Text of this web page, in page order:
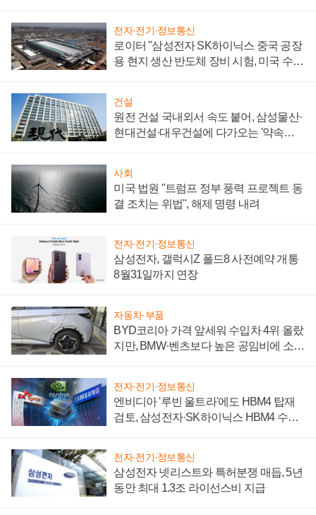
전자·전기·정보통신
로이터 "삼성전자 SK하이닉스 중국 공장
용 현지 생산 반도체 장비 시험, 미국 수출
건설
원전 건설 국내외서 속도 붙어, 삼성물산·
현대건설·대우건설에 다가오는 '약속의
사회
미국 법원 "트럼프 정부 풍력 프로젝트 동
결 조치는 위법", 해제 명령 내려
전자·전기·정보통신
삼성전자, 갤럭시Z 폴드8 사전예약 개통
8월31일까지 연장
자동차·부품
BYD코리아 가격 앞세워 수입차 4위 올랐
지만, BMW·벤츠보다 높은 공임비에 소비
전자·전기·정보통신
엔비디아 '루빈 울트라'에도 HBM4 탑재
검토, 삼성전자·SK하이닉스 HBM4 수율
전자·전기·정보통신
삼성전자 넷리스트와 특허분쟁 매듭, 5년
동안 최대 1.3조 라이선스비 지급